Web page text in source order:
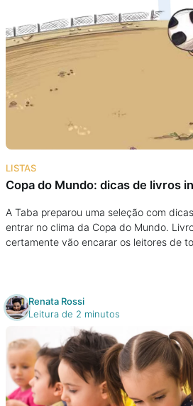
E-Books
Eventos
Podcast
Taba na Escola
LISTAS
Copa do Mundo: dicas de livros
A Taba preparou uma seleção com
entrar no clima da Copa do Mundo.
certamente vão encarar os leitores de
Renata Rossi
Leitura de 2 minutos